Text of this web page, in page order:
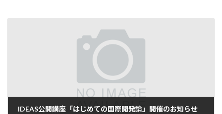
IDEAS公開講座「はじめての国際開発論」開催のお知らせ